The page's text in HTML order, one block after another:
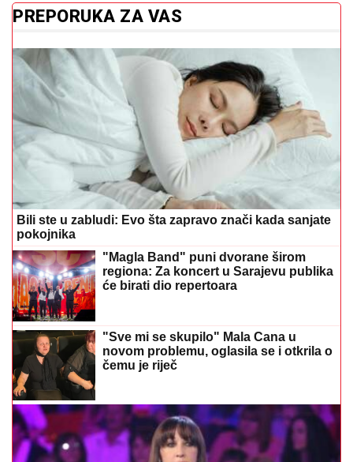
PREPORUKA ZA VAS
Bili ste u zabludi: Evo šta zapravo znači kada sanjate
pokojnika
"Magla Band" puni dvorane širom
regiona: Za koncert u Sarajevu publika
će birati dio repertoara
"Sve mi se skupilo" Mala Cana u
novom problemu, oglasila se i otkrila o
čemu je riječ